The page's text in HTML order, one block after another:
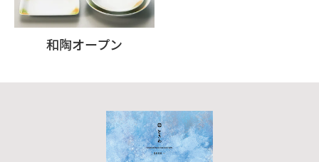
和陶オープン